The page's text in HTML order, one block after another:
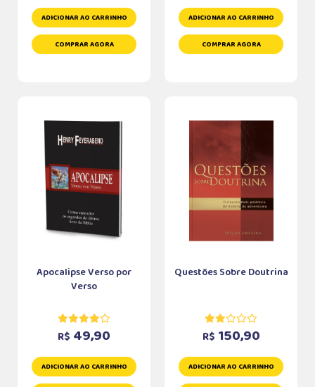
ADICIONAR AO CARRINHO
COMPRAR AGORA
ADICIONAR AO CARRINHO
COMPRAR AGORA
Apocalipse Verso por
Verso
R$ 49,90
ADICIONAR AO CARRINHO
Questões Sobre Doutrina
R$ 150,90
ADICIONAR AO CARRINHO